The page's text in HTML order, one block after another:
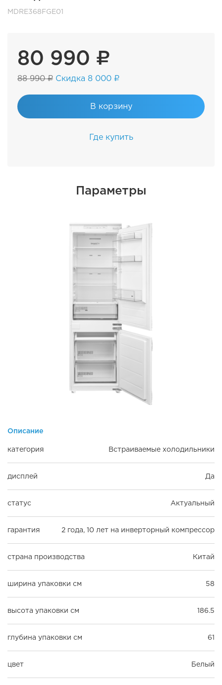
MDRE368FGE01
80 990 ₽
88 990 ₽ Скидка 8 000 ₽
В корзину
Где купить
Параметры
Описание
категория Встраиваемые холодильники
дисплей Да
статус Актуальный
гарантия 2 года, 10 лет на инверторный компрессор
страна производства Китай
ширина упаковки см 58
высота упаковки см 186.5
глубина упаковки см 61
цвет Белый